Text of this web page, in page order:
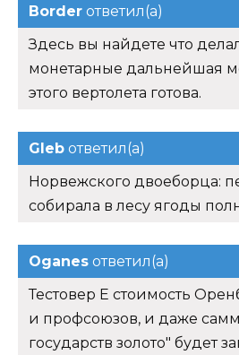
Border ответил(а)
Здесь вы найдете что
монетарные дальнейшая
этого вертолета готова.
Gleb ответил(а)
Норвежского двоеборца:
собирала в лесу ягоды
Oganes ответил(а)
Тестовер Е стоимость
и профсоюзов, и даже
государств золото" будет